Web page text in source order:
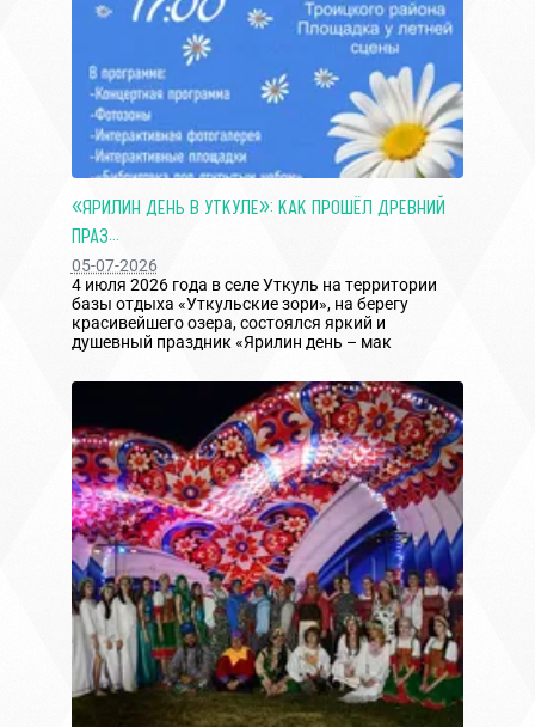
«ЯРИЛИН ДЕНЬ В УТКУЛЕ»: КАК ПРОШЁЛ ДРЕВНИЙ
ПРАЗ...
05-07-2026
4 июля 2026 года в селе Уткуль на территории
базы отдыха «Уткульские зори», на берегу
красивейшего озера, состоялся яркий и
душевный праздник «Ярилин день – мак